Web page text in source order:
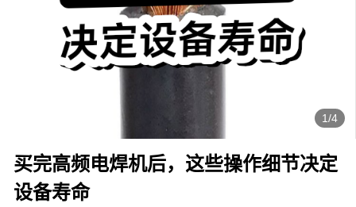
1/4
买完高频电焊机后，这些操作细节决定
设备寿命